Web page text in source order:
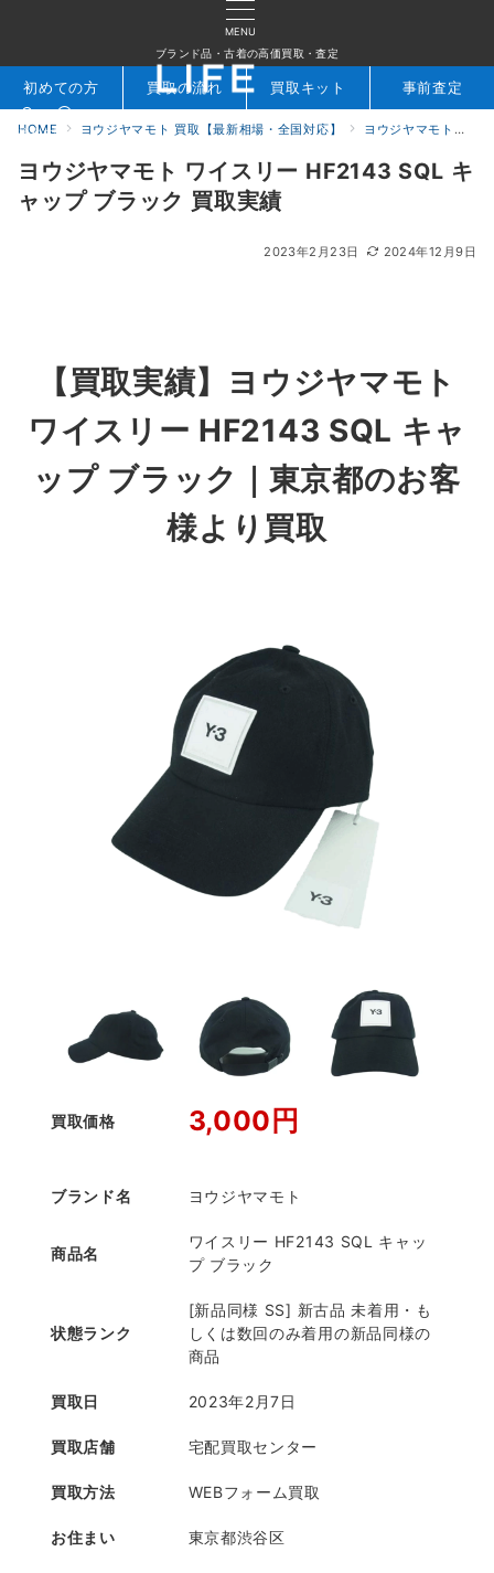
MENU
ブランド品・古着の高価買取・査定
検索 お問合せ
初めての方 買取の流れ 買取キット 事前査定
HOME ヨウジヤマモト 買取【最新相場・全国対応】 ヨウジヤマモト買取実績｜ブランド古着専門店LIFE
ヨウジヤマモト ワイスリー HF2143 SQL キ
ャップ ブラック 買取実績
2023年2月23日 2024年12月9日
【買取実績】ヨウジヤマモト
ワイスリー HF2143 SQL キャ
ップ ブラック｜東京都のお客
様より買取
買取価格 3,000円
ブランド名 ヨウジヤマモト
商品名
ワイスリー HF2143 SQL キャッ
プ ブラック
状態ランク
[新品同様 SS] 新古品 未着用・も
しくは数回のみ着用の新品同様の
商品
買取日 2023年2月7日
買取店舗 宅配買取センター
買取方法 WEBフォーム買取
お住まい 東京都渋谷区